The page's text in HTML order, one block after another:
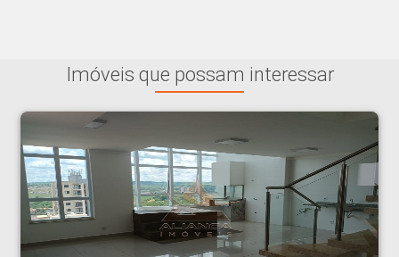
Imóveis que possam interessar